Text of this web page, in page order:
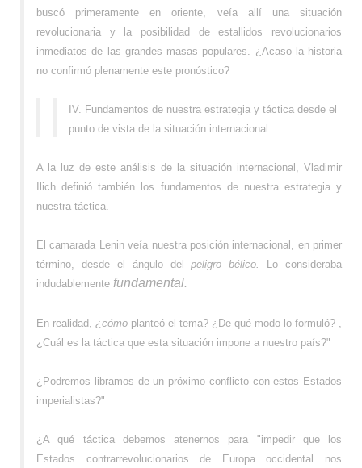
buscó primeramente en oriente, veía allí una situación
revolucionaria y la posibilidad de estallidos revolucionarios
inmediatos de las grandes masas populares. ¿Acaso la historia
no confirmó plenamente este pronóstico?
IV. Fundamentos de nuestra estrategia y táctica desde el
punto de vista de la situación internacional
A la luz de este análisis de la situación internacional, Vladimir
Ilich definió también los fundamentos de nuestra estrategia y
nuestra táctica.
El camarada Lenin veía nuestra posición internacional, en primer
término, desde el ángulo delpeligro bélico. Lo consideraba
indudablemente fundamental.
En realidad, ¿cómo planteó el tema? ¿De qué modo lo formuló? ,
¿Cuál es la táctica que esta situación impone a nuestro país?"
¿Podremos libramos de un próximo conflicto con estos Estados
imperialistas?"
¿A qué táctica debemos atenernos para "impedir que los
Estados contrarrevolucionarios de Europa occidental nos